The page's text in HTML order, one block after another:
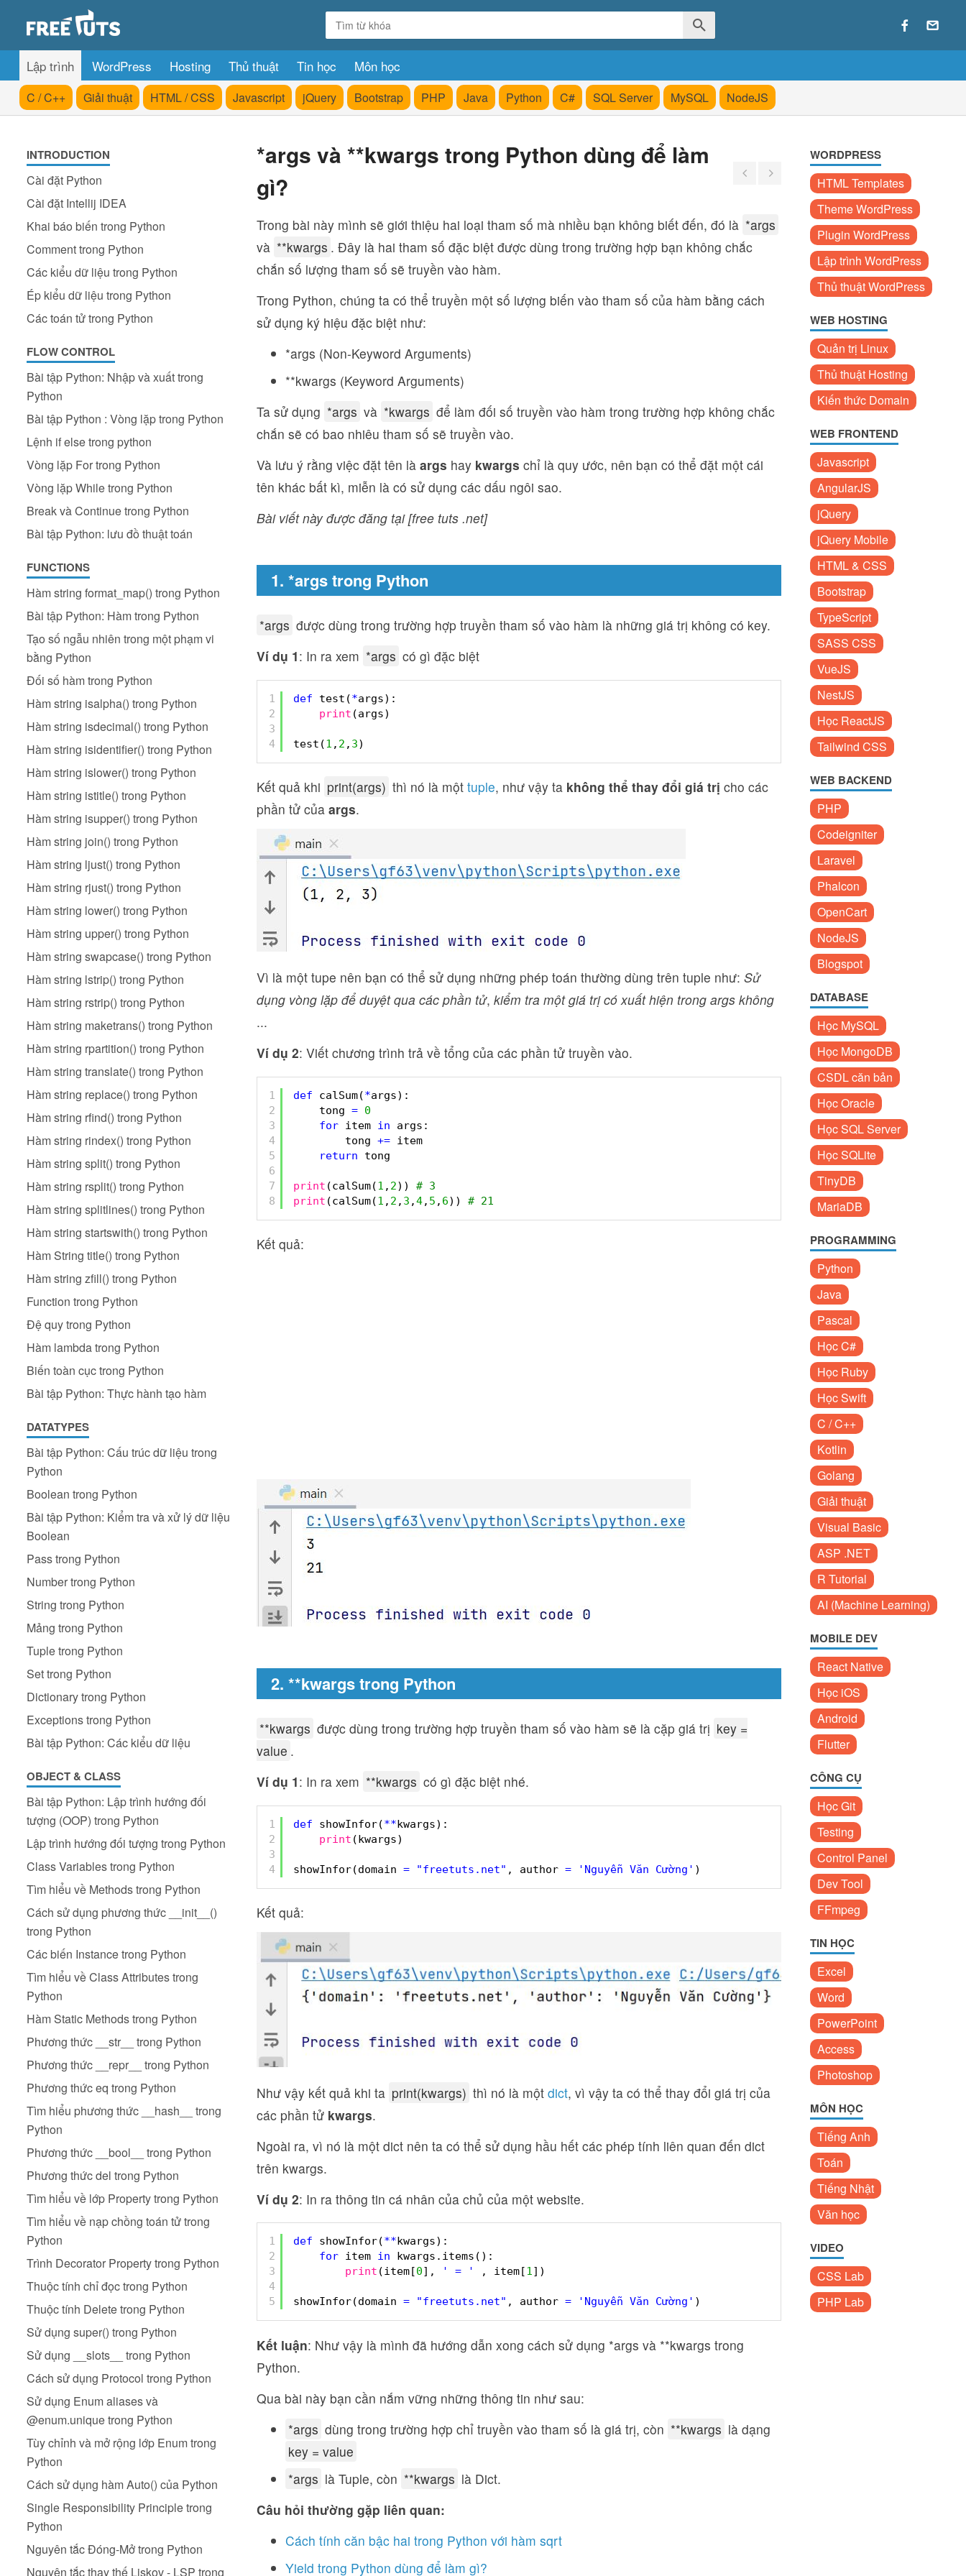
Lập trình WordPress Hosting Thủ thuật Tin học Môn học
C / C++ Giải thuật HTML / CSS Javascript jQuery Bootstrap PHP Java Python C# SQL Server MySQL NodeJS
INTRODUCTION
Cài đặt Python
Cài đặt Intellij IDEA
Khai báo biến trong Python
Comment trong Python
Các kiểu dữ liệu trong Python
Ép kiểu dữ liệu trong Python
Các toán tử trong Python
FLOW CONTROL
Bài tập Python: Nhập và xuất trong
Python
Bài tập Python : Vòng lặp trong Python
Lệnh if else trong python
Vòng lặp For trong Python
Vòng lặp While trong Python
Break và Continue trong Python
Bài tập Python: lưu đồ thuật toán
FUNCTIONS
Hàm string format_map() trong Python
Bài tập Python: Hàm trong Python
Tạo số ngẫu nhiên trong một phạm vi
bằng Python
Đối số hàm trong Python
Hàm string isalpha() trong Python
Hàm string isdecimal() trong Python
Hàm string isidentifier() trong Python
Hàm string islower() trong Python
Hàm string istitle() trong Python
Hàm string isupper() trong Python
Hàm string join() trong Python
Hàm string ljust() trong Python
Hàm string rjust() trong Python
Hàm string lower() trong Python
Hàm string upper() trong Python
Hàm string swapcase() trong Python
Hàm string lstrip() trong Python
Hàm string rstrip() trong Python
Hàm string maketrans() trong Python
Hàm string rpartition() trong Python
Hàm string translate() trong Python
Hàm string replace() trong Python
Hàm string rfind() trong Python
Hàm string rindex() trong Python
Hàm string split() trong Python
Hàm string rsplit() trong Python
Hàm string splitlines() trong Python
Hàm string startswith() trong Python
Hàm String title() trong Python
Hàm string zfill() trong Python
Function trong Python
Đệ quy trong Python
Hàm lambda trong Python
Biến toàn cục trong Python
Bài tập Python: Thực hành tạo hàm
DATATYPES
Bài tập Python: Cấu trúc dữ liệu trong
Python
Boolean trong Python
Bài tập Python: Kiểm tra và xử lý dữ liệu
Boolean
Pass trong Python
Number trong Python
String trong Python
Mảng trong Python
Tuple trong Python
Set trong Python
Dictionary trong Python
Exceptions trong Python
Bài tập Python: Các kiểu dữ liệu
OBJECT & CLASS
Bài tập Python: Lập trình hướng đối
tượng (OOP) trong Python
Lập trình hướng đối tượng trong Python
Class Variables trong Python
Tìm hiểu về Methods trong Python
Cách sử dụng phương thức __init__()
trong Python
Các biến Instance trong Python
Tìm hiểu về Class Attributes trong
Python
Hàm Static Methods trong Python
Phương thức __str__ trong Python
Phương thức __repr__ trong Python
Phương thức eq trong Python
Tìm hiểu phương thức __hash__ trong
Python
Phương thức __bool__ trong Python
Phương thức del trong Python
Tìm hiểu về lớp Property trong Python
Tìm hiểu về nạp chồng toán tử trong
Python
Trình Decorator Property trong Python
Thuộc tính chỉ đọc trong Python
Thuộc tính Delete trong Python
Sử dụng super() trong Python
Sử dụng __slots__ trong Python
Cách sử dụng Protocol trong Python
Sử dụng Enum aliases và
@enum.unique trong Python
Tùy chỉnh và mở rộng lớp Enum trong
Python
Cách sử dụng hàm Auto() của Python
Single Responsibility Principle trong
Python
Nguyên tắc Đóng-Mở trong Python
Nguyên tắc thay thế Liskov - LSP trong
*args và **kwargs trong Python dùng để làm
gì?
Trong bài này mình sẽ giới thiệu hai loại tham số mà nhiều bạn không biết đến, đó là *args
và **kwargs . Đây là hai tham số đặc biệt được dùng trong trường hợp bạn không chắc
chắn số lượng tham số sẽ truyền vào hàm.
Trong Python, chúng ta có thể truyền một số lượng biến vào tham số của hàm bằng cách
sử dụng ký hiệu đặc biệt như:
*args (Non-Keyword Arguments)
**kwargs (Keyword Arguments)
Ta sử dụng *args và *kwargs để làm đối số truyền vào hàm trong trường hợp không chắc
chắn sẽ có bao nhiêu tham số sẽ truyền vào.
Và lưu ý rằng việc đặt tên là args hay kwargs chỉ là quy ước, nên bạn có thể đặt một cái
tên khác bất kì, miễn là có sử dụng các dấu ngôi sao.
Bài viết này được đăng tại [free tuts .net]
1. *args trong Python
*args được dùng trong trường hợp truyền tham số vào hàm là những giá trị không có key.
Ví dụ 1: In ra xem *args có gì đặc biệt
1
2
3
4
def test(*args):
print (args)
test(1 , 2 , 3)
Kết quả khi print(args) thì nó là một tuple, như vậy ta không thể thay đổi giá trị cho các
phần tử của args.
Vì là một tupe nên bạn có thể sử dụng những phép toán thường dùng trên tuple như: Sử
dụng vòng lặp để duyệt qua các phần tử, kiểm tra một giá trị có xuất hiện trong args không
...
Ví dụ 2: Viết chương trình trả về tổng của các phần tử truyền vào.
1
2
3
4
5
6
7
8
def calSum(*args):
tong = 0
for item in
args:
tong += item
return
tong
print (calSum(1 , 2)) # 3
print (calSum(1 , 2 , 3 ,4, 5 , 6)) # 21
Kết quả:
2. **kwargs trong Python
**kwargs được dùng trong trường hợp truyền tham số vào hàm sẽ là cặp giá trị key =
value .
Ví dụ 1: In ra xem **kwargs có gì đặc biệt nhé.
1
2
3
4
def showInfor(**kwargs):
print (kwargs)
showInfor(domain = "freetuts.net" , author = 'Nguyễn Văn Cường' )
Kết quả:
Như vậy kết quả khi ta print(kwargs) thì nó là một dict, vì vậy ta có thể thay đổi giá trị của
các phần tử kwargs.
Ngoài ra, vì nó là một dict nên ta có thể sử dụng hầu hết các phép tính liên quan đến dict
trên kwargs.
Ví dụ 2: In ra thông tin cá nhân của chủ của một website.
1
2
3
4
5
def showInfor(** kwargs):
for item in
kwargs.items():
print (item[0], ' = ' , item[1])
showInfor(domain = "freetuts.net" , author = 'Nguyễn Văn Cường' )
Kết luận: Như vậy là mình đã hướng dẫn xong cách sử dụng *args và **kwargs trong
Python.
Qua bài này bạn cần nắm vững những thông tin như sau:
*args dùng trong trường hợp chỉ truyền vào tham số là giá trị, còn **kwargs là dạng
key = value
*args là Tuple, còn **kwargs là Dict.
Câu hỏi thường gặp liên quan:
Cách tính căn bậc hai trong Python với hàm sqrt
Yield trong Python dùng để làm gì?
WORDPRESS
HTML Templates
Theme WordPress
Plugin WordPress
Lập trình WordPress
Thủ thuật WordPress
WEB HOSTING
Quản trị Linux
Thủ thuật Hosting
Kiến thức Domain
WEB FRONTEND
Javascript
AngularJS
jQuery
jQuery Mobile
HTML & CSS
Bootstrap
TypeScript
SASS CSS
VueJS
NestJS
Học ReactJS
Tailwind CSS
WEB BACKEND
PHP
Codeigniter
Laravel
Phalcon
OpenCart
NodeJS
Blogspot
DATABASE
Học MySQL
Học MongoDB
CSDL căn bản
Học Oracle
Học SQL Server
Học SQLite
TinyDB
MariaDB
PROGRAMMING
Python
Java
Pascal
Học C#
Học Ruby
Học Swift
C / C++
Kotlin
Golang
Giải thuật
Visual Basic
ASP .NET
R Tutorial
AI (Machine Learning)
MOBILE DEV
React Native
Học iOS
Android
Flutter
CÔNG CỤ
Học Git
Testing
Control Panel
Dev Tool
FFmpeg
TIN HỌC
Excel
Word
PowerPoint
Access
Photoshop
MÔN HỌC
Tiếng Anh
Toán
Tiếng Nhật
Văn học
VIDEO
CSS Lab
PHP Lab